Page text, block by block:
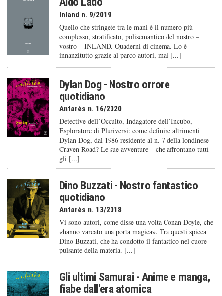
Inland n. 9/2019
Quello che stringete tra le mani è il numero più
complesso, stratificato, polisemantico del nostro –
vostro – INLAND. Quaderni di cinema. Lo è
innanzitutto grazie al parco autori, mai [...]
Dylan Dog - Nostro orrore
quotidiano
Antarès n. 16/2020
Detective dell’Occulto, Indagatore dell’Incubo,
Esploratore di Pluriversi: come definire altrimenti
Dylan Dog, dal 1986 residente al n. 7 della londinese
Craven Road? Le sue avventure – che affrontano tutti
gli [...]
Dino Buzzati - Nostro fantastico
quotidiano
Antarès n. 13/2018
Vi sono autori, come disse una volta Conan Doyle, che
«hanno varcato una porta magica». Tra questi spicca
Dino Buzzati, che ha condotto il fantastico nel cuore
pulsante della materia. [...]
Gli ultimi Samurai - Anime e manga,
fiabe dall'era atomica